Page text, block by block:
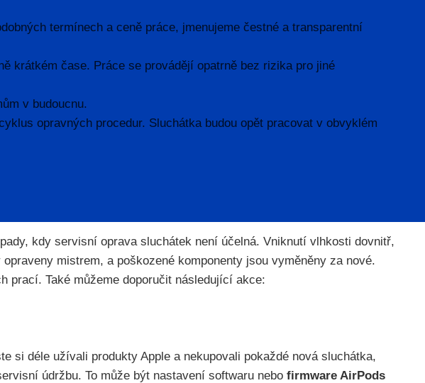
termínech a ceně práce, jmenujeme čestné a transparentní
krátkém čase. Práce se provádějí opatrně bez rizika pro jiné
v budoucnu.
opravných procedur. Sluchátka budou opět pracovat v obvyklém
kdy servisní oprava sluchátek není účelná. Vniknutí vlhkosti dovnitř,
mistrem, a poškozené komponenty jsou vyměněny za nové.
prací. Také můžeme doporučit následující akce:
si déle užívali produkty Apple a nekupovali pokaždé nová sluchátka,
údržbu. To může být nastavení softwaru nebo firmware AirPods